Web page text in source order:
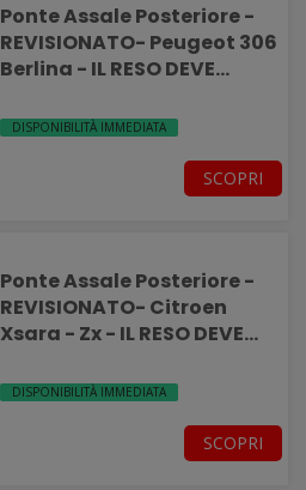
Ponte Assale Posteriore -
REVISIONATO- Peugeot 306
Berlina - IL RESO DEVE
DISPONIBILITÀ IMMEDIATA
SCOPRI
Ponte Assale Posteriore -
REVISIONATO- Citroen
Xsara - Zx - IL RESO DEVE
DISPONIBILITÀ IMMEDIATA
SCOPRI